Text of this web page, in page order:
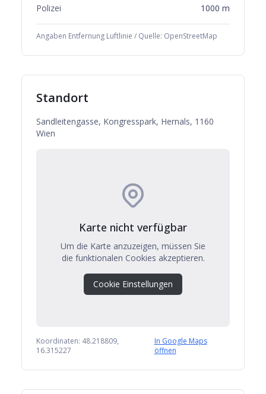
Polizei 1000 m
Angaben Entfernung Luftlinie / Quelle: OpenStreetMap
Standort
Sandleitengasse, Kongresspark, Hernals, 1160
Wien
Karte nicht verfügbar
Um die Karte anzuzeigen, müssen Sie
die funktionalen Cookies akzeptieren.
Cookie Einstellungen
Koordinaten: 48.218809,
16.315227
In Google Maps
öffnen